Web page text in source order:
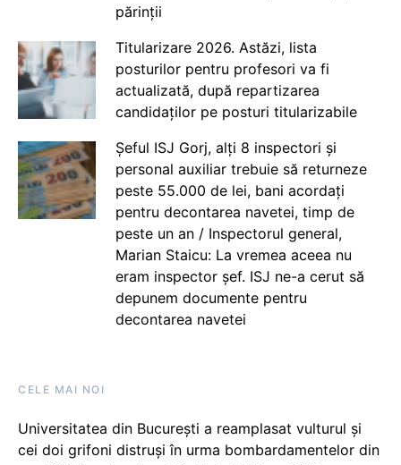
părinții
Titularizare 2026. Astăzi, lista
posturilor pentru profesori va fi
actualizată, după repartizarea
candidaților pe posturi titularizabile
Șeful ISJ Gorj, alți 8 inspectori și
personal auxiliar trebuie să returneze
peste 55.000 de lei, bani acordați
pentru decontarea navetei, timp de
peste un an / Inspectorul general,
Marian Staicu: La vremea aceea nu
eram inspector șef. ISJ ne-a cerut să
depunem documente pentru
decontarea navetei
CELE MAI NOI
Universitatea din București a reamplasat vulturul și
cei doi grifoni distruși în urma bombardamentelor din